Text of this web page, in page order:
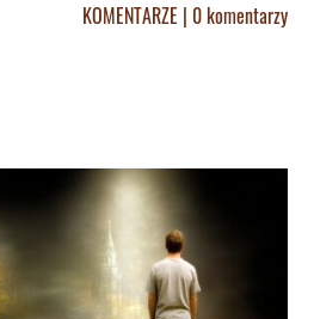
KOMENTARZE | 0 komentarzy